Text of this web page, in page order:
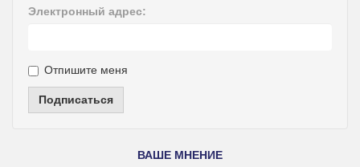
Электронный адрес:
Отпишите меня
Подписаться
ВАШЕ МНЕНИЕ